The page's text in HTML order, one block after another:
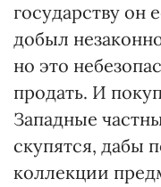
государству он
добыл
но это
продать. И
Западные
скупятся, дабы
коллекции